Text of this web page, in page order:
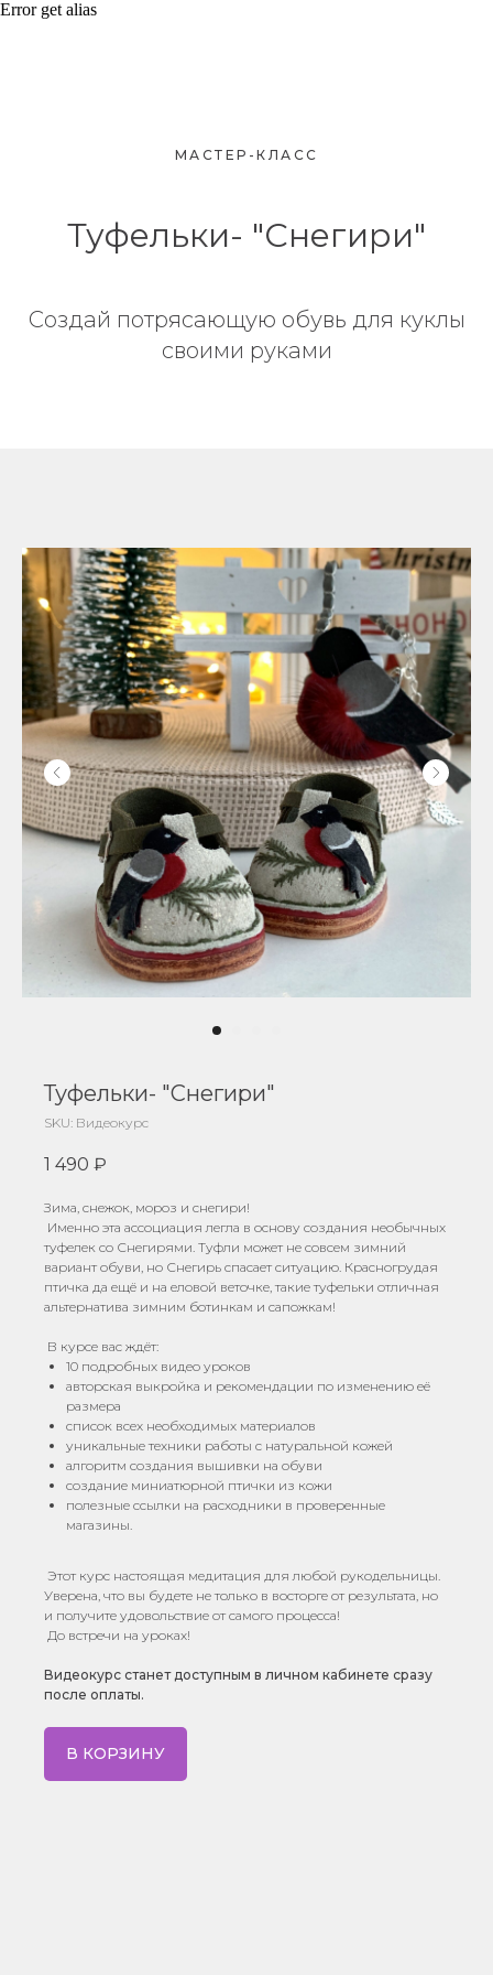
Error get alias
МАСТЕР-КЛАСС
Туфельки- "Снегири"
Создай потрясающую обувь для куклы
своими руками
Туфельки- "Снегири"
SKU: Видеокурс
1 490 ₽
Зима, снежок, мороз и снегири!
Именно эта ассоциация легла в основу создания необычных
туфелек со Снегирями. Туфли может не совсем зимний
вариант обуви, но Снегирь спасает ситуацию. Красногрудая
птичка да ещё и на еловой веточке, такие туфельки отличная
альтернатива зимним ботинкам и сапожкам!
В курсе вас ждёт:
10 подробных видео уроков
авторская выкройка и рекомендации по изменению её
размера
список всех необходимых материалов
уникальные техники работы с натуральной кожей
алгоритм создания вышивки на обуви
создание миниатюрной птички из кожи
полезные ссылки на расходники в проверенные
магазины.
Этот курс настоящая медитация для любой рукодельницы.
Уверена, что вы будете не только в восторге от результата, но
и получите удовольствие от самого процесса!
До встречи на уроках!
Видеокурс станет доступным в личном кабинете сразу
после оплаты.
В КОРЗИНУ